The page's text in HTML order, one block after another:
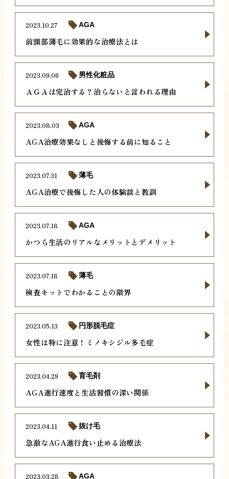
前頭部薄毛に効果的な治療法とは
2023.10.27 AGA
ＡＧＡは完治する？治らないと言われる理由
2023.09.06 男性化粧品
AGA治療効果なしと後悔する前に知ること
2023.08.03 AGA
AGA治療で後悔した人の体験談と教訓
2023.07.31 薄毛
かつら生活のリアルなメリットとデメリット
2023.07.18 AGA
検査キットでわかることの限界
2023.07.18 薄毛
女性は特に注意！ミノキシジル多毛症
2023.05.13 円形脱毛症
AGA進行速度と生活習慣の深い関係
2023.04.29 育毛剤
急激なAGA進行食い止める治療法
2023.04.11 抜け毛
2023.03.28 AGA